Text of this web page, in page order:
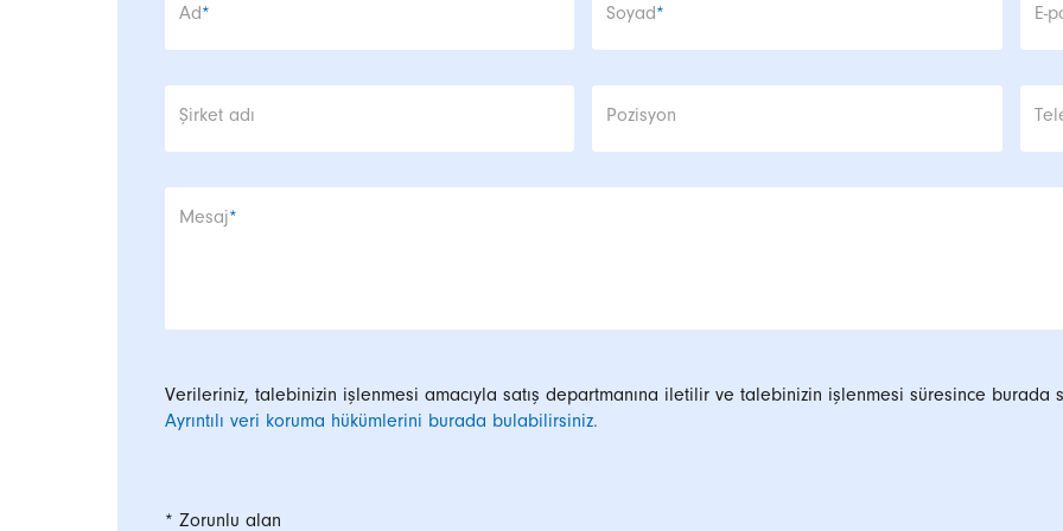
Zorunlu alan
Ad* Zorunlu alan
Soyad* E-
Şirket adı Pozisyon
Zorunlu alan
Mesaj*
Verileriniz, talebinizin işlenmesi amacıyla satış departmanına iletilir ve talebinizin işlenmesi süresince burada
Ayrıntılı veri koruma hükümlerini burada bulabilirsiniz.
* Zorunlu alan